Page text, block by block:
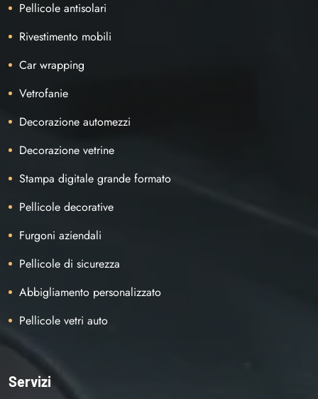
Pellicole antisolari
Rivestimento mobili
Car wrapping
Vetrofanie
Decorazione automezzi
Decorazione vetrine
Stampa digitale grande formato
Pellicole decorative
Furgoni aziendali
Pellicole di sicurezza
Abbigliamento personalizzato
Pellicole vetri auto
Servizi